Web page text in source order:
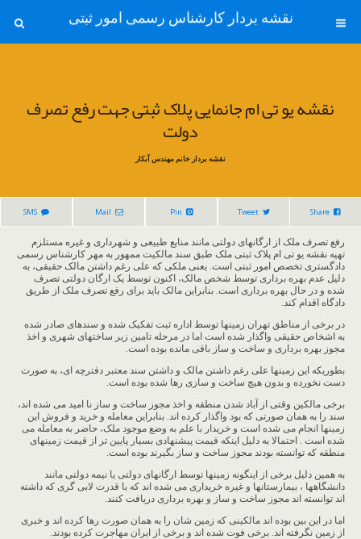
نقشه بردار کارشناس رسمی امور ثبتی
نقشه یو تی ام جانمایی پلاک ثبتی جهت رفع تصرف
دولت
نقشه بردار خانم مهندس آبکار
Share
Tweet
Pin
Mail
SMS
رفع تصرف ملک از ارگانهای دولتی مانند منابع طبیعی و شهرداری و غیره مستلزم
تهیه نقشه یو تی ام پلاک ثبتی ملک طبق سند مالکیت ممهور به مهر کارشناس رسمی
دادگستری تخصص امور ثبتی است. یعنی ملکی که علی رغم داشتن مالک حقیقی، به
دلیل عدم بهره برداری توسط شخص مالک، اکنون توسط یک ارگان دولتی تصرف
شده و در حال بهره برداری است. بنابراین مالک باید برای رفع تصرف ملک از طریق
دادگاه اقدام کند.
در برخی از مناطق تهران زمینها توسط اداره ثبت تفکیک شده و سندهای صادر شده
به اشخاص حقیقی واگذار شده است اما در مرحله تامین زیر ساختهای شهری و اخذ
مجوز بهره برداری و ساخت و ساز باقی مانده بوده است.
بطوریکه این زمینها علی رغم داشتن مالک و داشتن سند معتبر دفترچه ای، به صورت
دست نخورده و بدون هیچ ساخت و سازی رها شده بوده است.
برخی مالکین وقتی از آباد شدن منطقه و اخذ مجوز ساخت و ساز نا امید می شده اند،
سند را به همان صورتی که بود واگذار کرده اند. بنابراین معامله و خرید و فروش این
زمینها انجام می شده است و خریدار با علم به وضع موجود ملک، حاضر به معامله می
شده است . احتمالا به دلیل اینکه قیمت پیشنهادی بسیار پایین تر از قیمت زمینهای
منطقه که توانسته بودند مجوز ساخت و ساز بگیرند بوده است.
به همین دلیل برخی از اینگونه زمینها توسط ارگانهای دولتی یا نیمه دولتی مانند
دانشگاهها ، بیمارستانها و غیره خریداری می شده اند که با قدرت لابی گری که داشته
اند توانسته اند مجوز ساخت و ساز و بهره برداری دریافت کنند.
اما در این بین بوده اند مالکینی که زمین شان را به همان صورت رها کرده اند و خبری
از زمین نگرفته اند. برخی فوت شده اند و برخی از ایران مهاجرت کرده بودند.